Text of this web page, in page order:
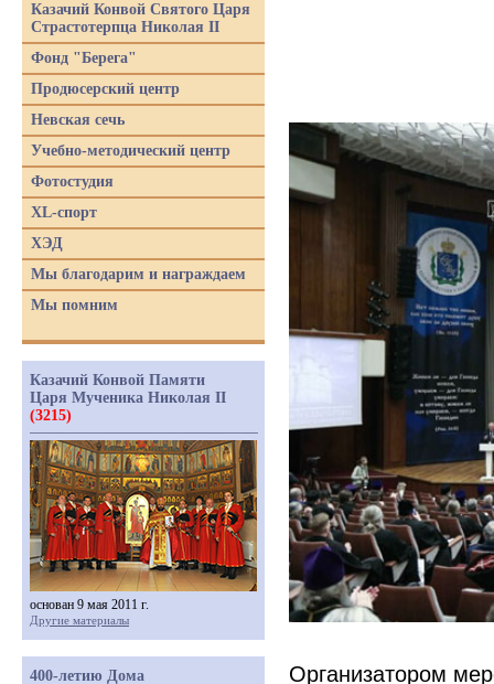
Организатором
Казачий Конвой Святого Царя
Страстотерпца Николая II
Фонд "Берега"
Продюсерский центр
Невская сечь
Учебно-методический центр
Фотостудия
XL-спорт
ХЭД
Мы благодарим и награждаем
Мы помним
Казачий Конвой Памяти
Царя Мученика Николая II
(3215)
основан 9 мая 2011 г.
Другие материалы
400-летию Дома